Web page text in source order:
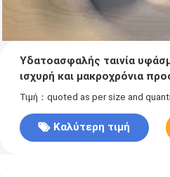
Υδατοασφαλής ταινία
ισχυρή και μακροχρόνια
Τιμή：quoted as per size and
Καλύτερη τιμή